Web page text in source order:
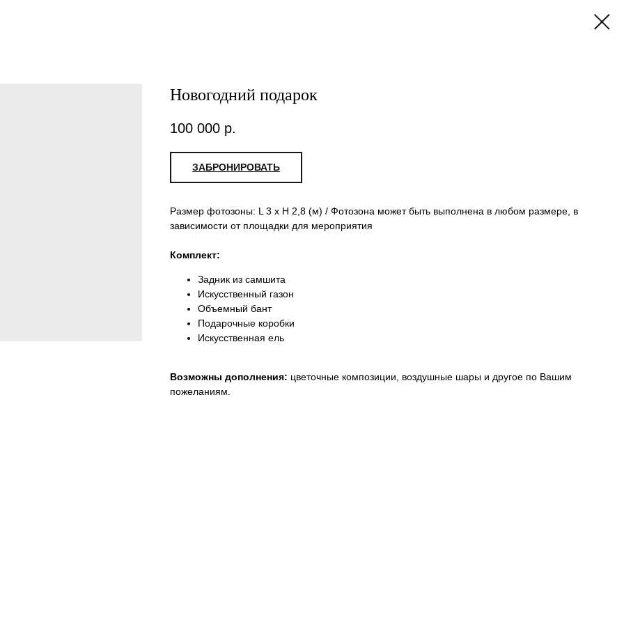
Новогодний подарок
100 000 р.
ЗАБРОНИРОВАТЬ
Размер фотозоны: L 3 x H 2,8 (м) / Фотозона может быть выполнена в любом размере, в
зависимости от площадки для мероприятия
Комплект:
Задник из самшита
Искусственный газон
Объемный бант
Подарочные коробки
Искусственная ель
Возможны дополнения: цветочные композиции, воздушные шары и другое по Вашим
пожеланиям.